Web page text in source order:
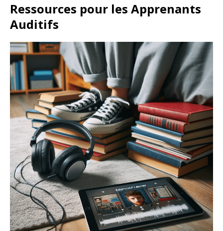
Ressources pour les Apprenants
Auditifs